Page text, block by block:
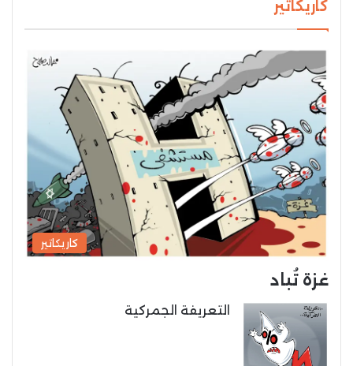
كاريكاتير
كاريكاتير
غزة تُباد
التعريفة الجمركية